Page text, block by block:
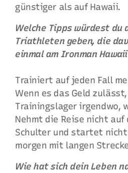
günstiger als auf Hawaii.
Welche Tipps würdest du
Triathleten geben, die
einmal am Ironman
Trainiert auf jeden Fall
Wenn es das Geld
Trainingslager irgendwo,
Nehmt die Reise nicht
Schulter und startet
morgen mit langen
Wie hat sich dein Leben